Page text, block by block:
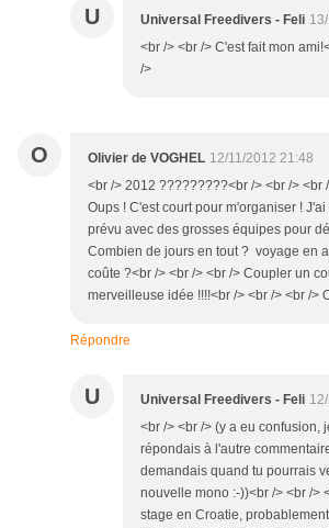
U Universal Freedivers - Feli
<br /> <br /> C'est fait mon
/>
O Olivier de VOGHEL 12/11/2012 21:48
<br /> 2012 ?????????<br /> <br /> <br
Oups ! C'est court pour m'organiser !
prévu avec des grosses équipes pour
Combien de jours en tout ? voyage en
coûte ?<br /> <br /> <br /> Coupler un
merveilleuse idée !!!!<br /> <br /> <br />
Répondre
U Universal Freedivers - Feli
<br /> <br /> (y a eu confusion,
répondais à l'autre
demandais quand tu pourrais
nouvelle mono :-))<br /> <br />
stage en Croatie,